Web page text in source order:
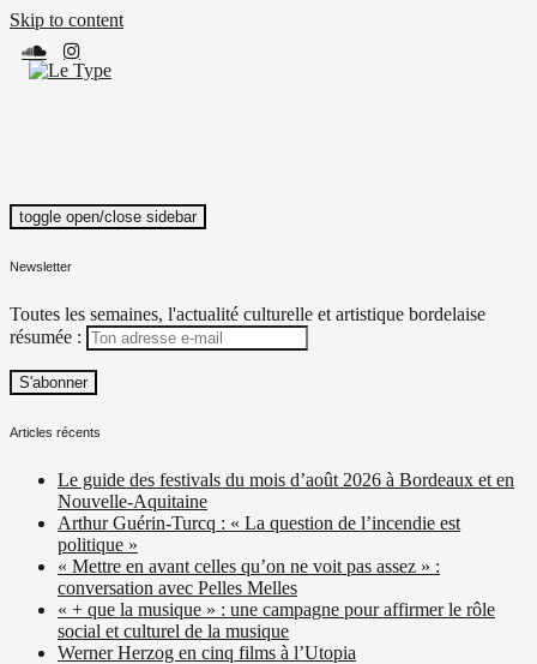
Skip to content
Le Type
Média culturel, indépendant et local.
toggle open/close sidebar
Newsletter
Toutes les semaines, l'actualité culturelle et artistique bordelaise
résumée :
Articles récents
Le guide des festivals du mois d’août 2026 à Bordeaux et en
Nouvelle-Aquitaine
Arthur Guérin-Turcq : « La question de l’incendie est
politique »
« Mettre en avant celles qu’on ne voit pas assez » :
conversation avec Pelles Melles
« + que la musique » : une campagne pour affirmer le rôle
social et culturel de la musique
Werner Herzog en cinq films à l’Utopia